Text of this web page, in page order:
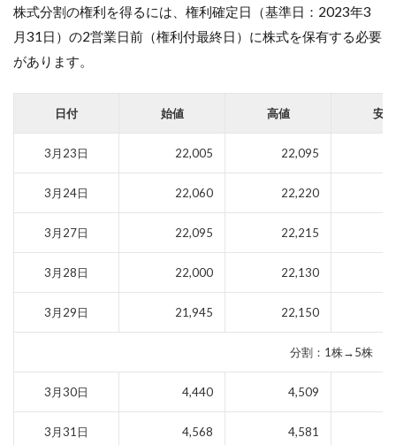
株式分割の権利を得るには、権利確定日（基準日：2023年3
月31日）の2営業日前（権利付最終日）に株式を保有する必要
があります。
日付 始値 高値 安値
3月23日 22,005 22,095
3月24日 22,060 22,220
3月27日 22,095 22,215
3月28日 22,000 22,130
3月29日 21,945 22,150
分割：1株→5株
3月30日 4,440 4,509
3月31日 4,568 4,581